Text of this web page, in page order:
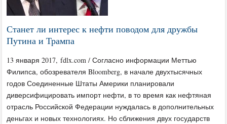
Станет ли интерес к нефти поводом для дружбы
Путина и Трампа
13 января 2017, fdlx.com / Согласно информации Меттью
Филипса, обозревателя Bloomberg, в начале двухтысячных
годов Соединенные Штаты Америки планировали
диверсифицировать импорт нефти, в то время как нефтяная
отрасль Российской Федерации нуждалась в дополнительных
деньгах и новых технологиях. Но сближения двух государств